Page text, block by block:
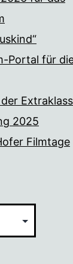
Portal für
2025
Filmtage